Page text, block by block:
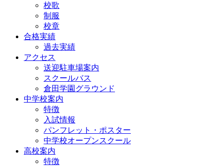
校歌
制服
校章
合格実績
過去実績
アクセス
送迎駐車場案内
スクールバス
倉田学園グラウンド
中学校案内
特徴
入試情報
パンフレット・ポスター
中学校オープンスクール
高校案内
特徴